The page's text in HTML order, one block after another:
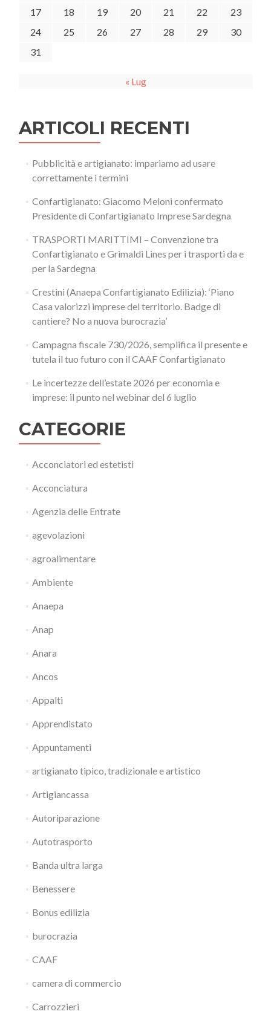
17 18 19 20 21 22
23
24
25 26 27 28 29
30
31
« Lug
ARTICOLI RECENTI
Pubblicità e artigianato: impariamo ad usare
correttamente i termini
Confartigianato: Giacomo Meloni confermato
Presidente di Confartigianato Imprese Sardegna
TRASPORTI MARITTIMI – Convenzione tra
Confartigianato e Grimaldi Lines per i trasporti da e
per la Sardegna
Crestini (Anaepa Confartigianato Edilizia): ‘Piano
Casa valorizzi imprese del territorio. Badge di
cantiere? No a nuova burocrazia’
Campagna fiscale 730/2026, semplifica il presente e
tutela il tuo futuro con il CAAF Confartigianato
Le incertezze dell’estate 2026 per economia e
imprese: il punto nel webinar del 6 luglio
CATEGORIE
Acconciatori ed estetisti
Acconciatura
Agenzia delle Entrate
agevolazioni
agroalimentare
Ambiente
Anaepa
Anap
Anara
Ancos
Appalti
Apprendistato
Appuntamenti
artigianato tipico, tradizionale e artistico
Artigiancassa
Autoriparazione
Autotrasporto
Banda ultra larga
Benessere
Bonus edilizia
burocrazia
CAAF
camera di commercio
Carrozzieri